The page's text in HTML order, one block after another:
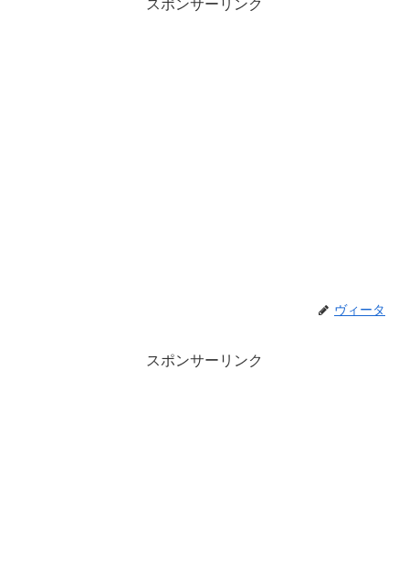
スポンサーリンク
ヴィータ
スポンサーリンク